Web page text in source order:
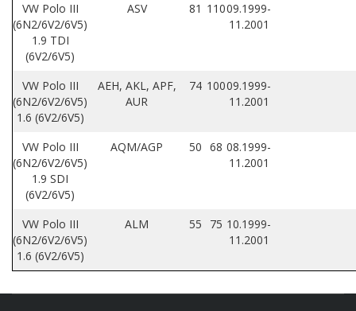
VW Polo III
(6N2/6V2/6V5)
1.9 TDI
(6V2/6V5)
ASV 81 11009.1999-
11.2001
VW Polo III
(6N2/6V2/6V5)
1.6 (6V2/6V5)
AEH, AKL, APF,
AUR
74 10009.1999-
11.2001
VW Polo III
(6N2/6V2/6V5)
1.9 SDI
(6V2/6V5)
AQM/AGP 50 68 08.1999-
11.2001
VW Polo III
(6N2/6V2/6V5)
1.6 (6V2/6V5)
ALM 55 75 10.1999-
11.2001